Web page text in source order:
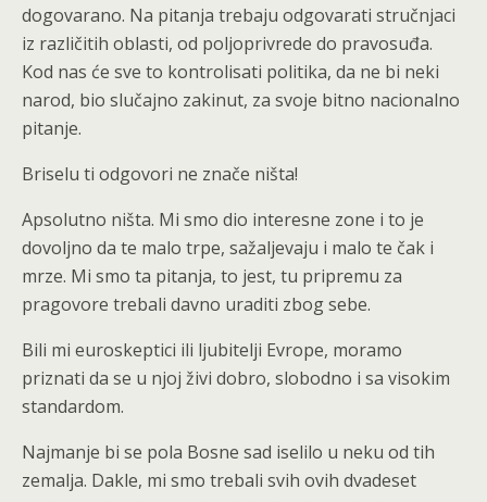
dogovarano. Na pitanja trebaju odgovarati stručnjaci
iz različitih oblasti, od poljoprivrede do pravosuđa.
Kod nas će sve to kontrolisati politika, da ne bi neki
narod, bio slučajno zakinut, za svoje bitno nacionalno
pitanje.
Briselu ti odgovori ne znače ništa!
Apsolutno ništa. Mi smo dio interesne zone i to je
dovoljno da te malo trpe, sažaljevaju i malo te čak i
mrze. Mi smo ta pitanja, to jest, tu pripremu za
pragovore trebali davno uraditi zbog sebe.
Bili mi euroskeptici ili ljubitelji Evrope, moramo
priznati da se u njoj živi dobro, slobodno i sa visokim
standardom.
Najmanje bi se pola Bosne sad iselilo u neku od tih
zemalja. Dakle, mi smo trebali svih ovih dvadeset